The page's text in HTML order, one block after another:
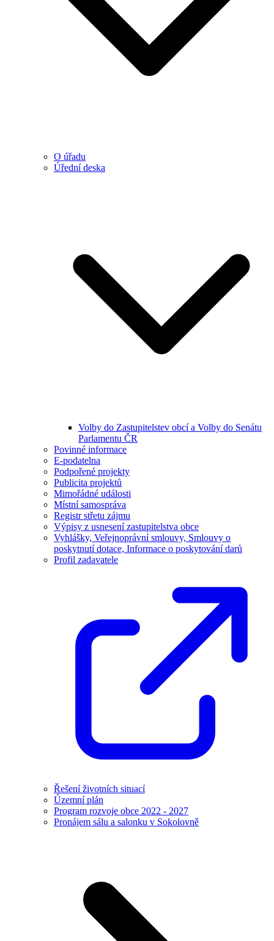
O úřadu
Úřední deska
Volby do Zastupitelstev obcí a Volby do Senátu
Parlamentu ČR
Povinné informace
E-podatelna
Podpořené projekty
Publicita projektů
Mimořádné události
Místní samospráva
Registr střetu zájmu
Výpisy z usnesení zastupitelstva obce
Vyhlášky, Veřejnoprávní smlouvy, Smlouvy o
poskytnutí dotace, Informace o poskytování darů
Profil zadavatele
Řešení životních situací
Územní plán
Program rozvoje obce 2022 - 2027
Pronájem sálu a salonku v Sokolovně